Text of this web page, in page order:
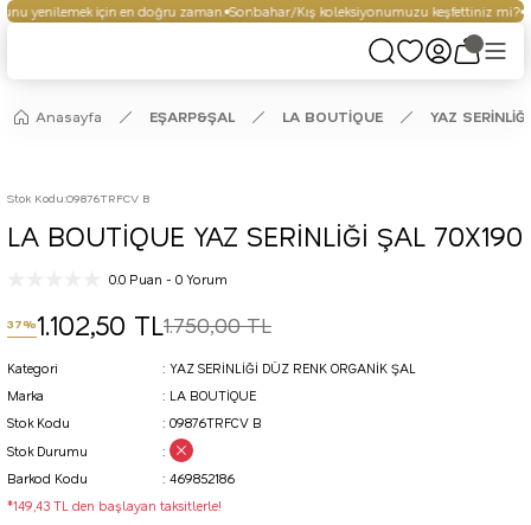
yenilemek için en doğru zaman. Sonbahar/Kış koleksiyonumuzu keşfettiniz mi?
Anasayfa EŞARP&ŞAL LA BOUTİQUE YAZ
Stok Kodu:09876TRFCV B
LA BOUTİQUE YAZ SERİNLİĞİ ŞAL 70X190
0.0 Puan - 0 Yorum
37%1.102,50 TL1.750,00 TL
Kategori
YAZ SERİNLİĞİ DÜZ RENK ORGANİK ŞAL
Marka
LA BOUTİQUE
Stok Kodu
09876TRFCV B
Stok Durumu
Barkod Kodu
469852186
*149,43 TL den başlayan taksitlerle!